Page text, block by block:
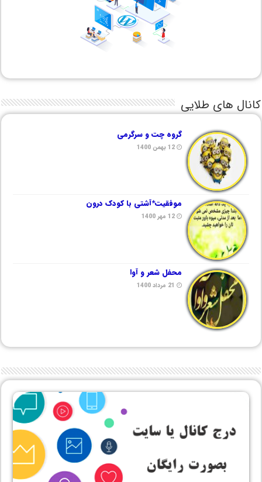
کانال های طلایی
گروه چت و سرگرمی
12 بهمن 1400
موفقیت*آشتی با کودک درون
12 مهر 1400
محفل شعر و آوا
21 مرداد 1400